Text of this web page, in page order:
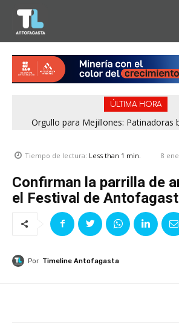
ÚLTIMA HORA
Orgullo para Mejillones: Patinadoras
Tiempo de lectura: Less than 1 min. 8
Confirman la parrilla de
el Festival de
Por Timeline Antofagasta